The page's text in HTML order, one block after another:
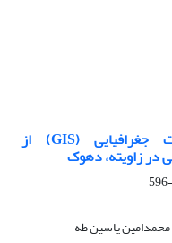
ارزیابی مبتنی بر سامانه اطلاعات جغرافیایی (GIS) از
زاویته، دهوک
محمدامین یاسین طه